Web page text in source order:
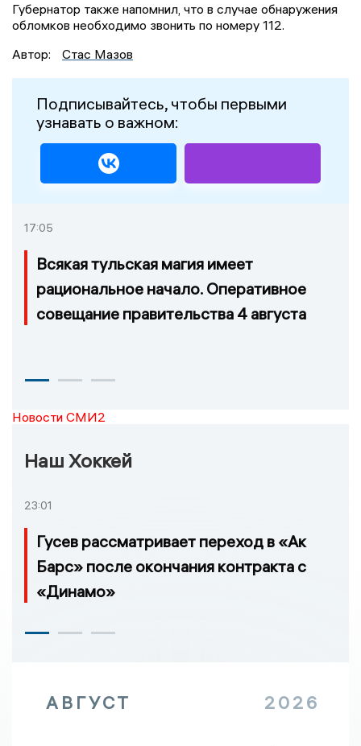
Губернатор также напомнил, что в случае обнаружения
обломков необходимо звонить по номеру 112.
Автор:
Стас Мазов
Подписывайтесь, чтобы первыми
узнавать о важном:
17:05
Всякая тульская магия имеет
рациональное начало. Оперативное
совещание правительства 4 августа
Новости СМИ2
Наш Хоккей
23:01
Гусев рассматривает переход в «Ак
Барс» после окончания контракта с
«Динамо»
АВГУСТ 2026